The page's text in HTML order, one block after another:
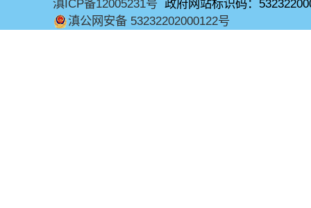
滇ICP备12005231号 政府网站标识码：
滇公网安备 53232202000122号